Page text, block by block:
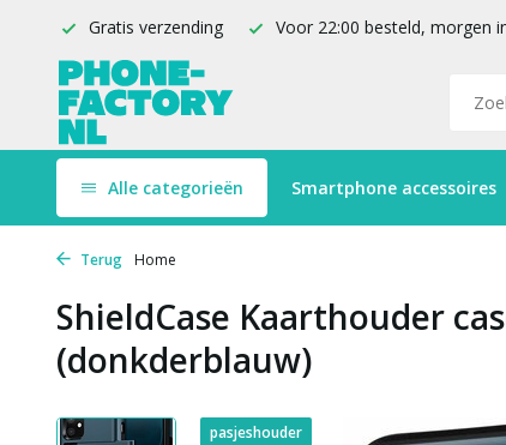
Gratis verzending Voor 22:00 besteld, morgen
Alle categorieën Smartphone accessoires
Terug Home
ShieldCase Kaarthouder
(donkderblauw)
pasjeshouder